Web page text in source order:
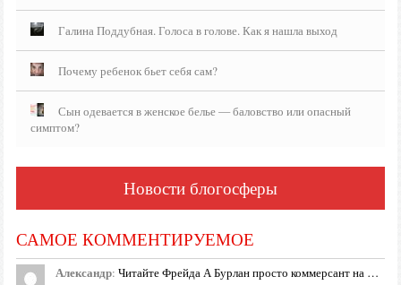
Галина Поддубная. Голоса в голове. Как я нашла выход
Почему ребенок бьет себя сам?
Сын одевается в женское белье — баловство или опасный
симптом?
Новости блогосферы
САМОЕ КОММЕНТИРУЕМОЕ
Александр: Читайте Фрейда А Бурлан просто коммерсант на …